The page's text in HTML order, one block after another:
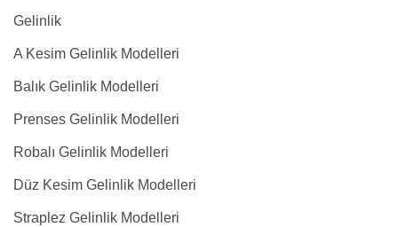
Gelinlik
A Kesim Gelinlik Modelleri
Balık Gelinlik Modelleri
Prenses Gelinlik Modelleri
Robalı Gelinlik Modelleri
Düz Kesim Gelinlik Modelleri
Straplez Gelinlik Modelleri